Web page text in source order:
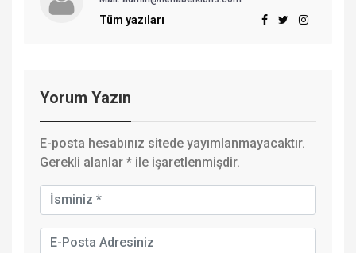
Tüm yazıları
Yorum Yazın
E-posta hesabınız sitede yayımlanmayacaktır.
Gerekli alanlar * ile işaretlenmişdir.